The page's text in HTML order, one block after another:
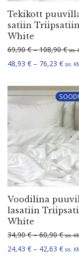
Tekikott
satiin Triip­satiin
White
69,90€ – 108,90€ sis.
48,93 € – 76,23 € sis.
Voodilina
la­satiin
White
34,90€ – 60,90€ sis.
24,43 € – 42,63 € sis.